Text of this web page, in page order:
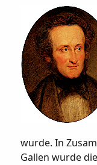
wurde. In
Gallen wurde